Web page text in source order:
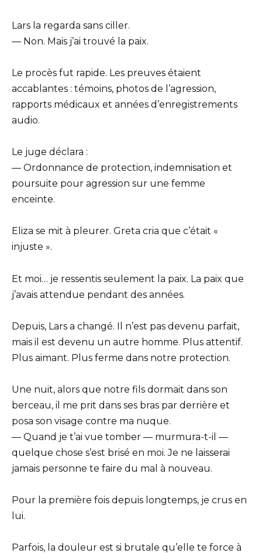
Lars la regarda sans ciller.
— Non. Mais j’ai trouvé la paix.
Le procès fut rapide. Les preuves étaient
accablantes : témoins, photos de l’agression,
rapports médicaux et années d’enregistrements
audio.
Le juge déclara :
— Ordonnance de protection, indemnisation et
poursuite pour agression sur une femme
enceinte.
Eliza se mit à pleurer. Greta cria que c’était «
injuste ».
Et moi… je ressentis seulement la paix. La paix que
j’avais attendue pendant des années.
Depuis, Lars a changé. Il n’est pas devenu parfait,
mais il est devenu un autre homme. Plus attentif.
Plus aimant. Plus ferme dans notre protection.
Une nuit, alors que notre fils dormait dans son
berceau, il me prit dans ses bras par derrière et
posa son visage contre ma nuque.
— Quand je t’ai vue tomber — murmura-t-il —
quelque chose s’est brisé en moi. Je ne laisserai
jamais personne te faire du mal à nouveau.
Pour la première fois depuis longtemps, je crus en
lui.
Parfois, la douleur est si brutale qu’elle te force à